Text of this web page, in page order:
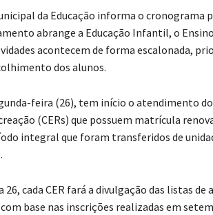
da Educação informa o cronograma
abrange a Educação Infantil, o
acontecem de forma escalonada,
dos alunos.
feira (26), tem início o atendimento
(CERs) que possuem matrícula
integral que foram transferidos de
26, cada CER fará a divulgação das listas
base nas inscrições realizadas em